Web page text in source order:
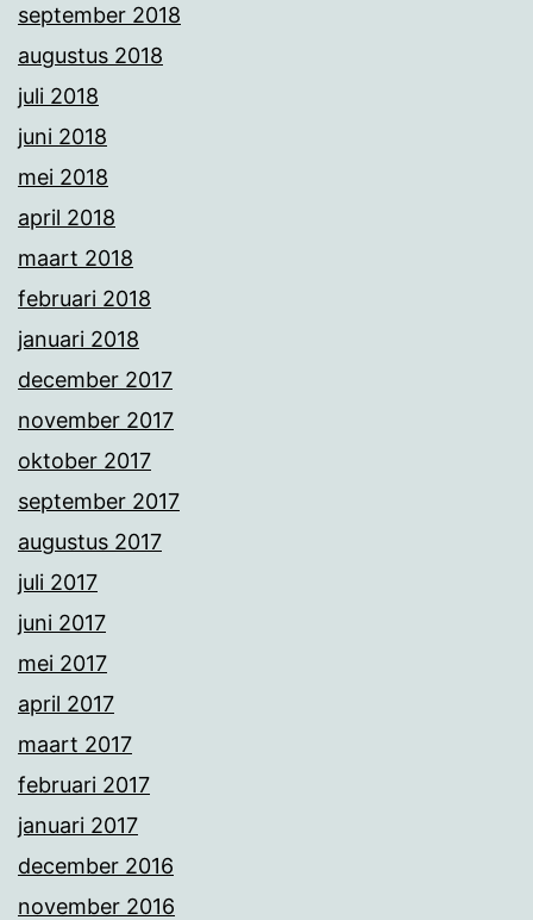
september 2018
augustus 2018
juli 2018
juni 2018
mei 2018
april 2018
maart 2018
februari 2018
januari 2018
december 2017
november 2017
oktober 2017
september 2017
augustus 2017
juli 2017
juni 2017
mei 2017
april 2017
maart 2017
februari 2017
januari 2017
december 2016
november 2016